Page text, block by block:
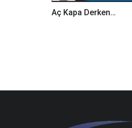
Aç Kapa Derken…